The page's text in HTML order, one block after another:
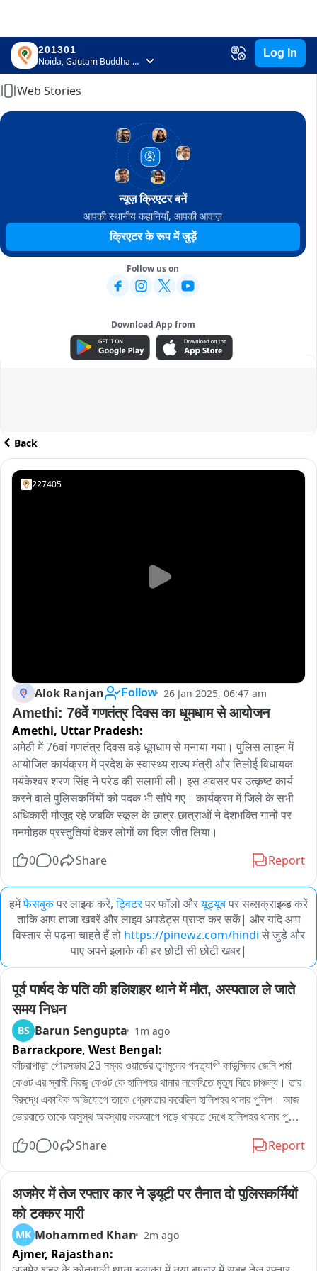
201301
Noida, Gautam Buddha Nagar, Uttar Pradesh
Log In
Home
Web Stories
न्यूज़ क्रिएटर बनें
आपकी स्थानीय कहानियाँ, आपकी आवाज़
क्रिएटर के रूप में जुड़ें
Follow us on
Download App from
ADVERTISEMENT
Back
227405
Alok Ranjan Follow 26 Jan 2025, 06:47 am
Amethi: 76वें गणतंत्र दिवस का धूमधाम से आयोजन
Amethi, Uttar Pradesh:
अमेठी में 76वां गणतंत्र दिवस बड़े धूमधाम से मनाया गया। पुलिस लाइन में
आयोजित कार्यक्रम में प्रदेश के स्वास्थ्य राज्य मंत्री और तिलोई विधायक
मयंकेश्वर शरण सिंह ने परेड की सलामी ली। इस अवसर पर उत्कृष्ट कार्य
करने वाले पुलिसकर्मियों को पदक भी सौंपे गए। कार्यक्रम में जिले के सभी
अधिकारी मौजूद रहे जबकि स्कूल के छात्र-छात्राओं ने देशभक्ति गानों पर
मनमोहक प्रस्तुतियां देकर लोगों का दिल जीत लिया।
0
0 Share Report
हमेंफेसबुकपर लाइक करें, ट्विटरपर फॉलो औरयूट्यूबपर सब्सक्राइब्ड करें
ताकि आप ताजा खबरें और लाइव अपडेट्स प्राप्त कर सकें| और यदि आप
विस्तार से पढ़ना चाहते हैं तो https://pinewz.com/hindi से जुड़े और
पाए अपने इलाके की हर छोटी सी छोटी खबर|
पूर्व पार्षद के पति की हलिशहर थाने में मौत, अस्पताल ले जाते
समय निधन
BS Barun Sengupta 1m ago
Barrackpore, West Bengal:
কাঁচরাপাড়া পৌরসভার 23 নম্বর ওয়ার্ডের তৃণমূলের পদত্যাগী কাউন্সিলর জেনি শর্মা
কেওট এর স্বামী বিরজু কেওট কে হালিশহর থানার লকেৎিতে মৃত্যু ঘিরে চাঞ্চল্য। তার
বিরুদ্ধে একাধিক অভিযোগে তাকে গ্রেফতার করেছিল হালিশহর থানার পুলিশ। আজ
ভোররাতে তাকে অসুস্থ অবস্থায় লকআপে পড়ে থাকতে দেখে হালিশহর থানার পুলিশ
ঘোষণা করে। হৃদরোগে আক্রান্ত ও তার মৃত্যু হয়েছে বলে অনুমান।
0 0 Share Report
अजमेर में तेज रफ्तार कार ने ड्यूटी पर तैनात दो पुलिसकर्मियों
को टक्कर मारी
MK Mohammed Khan 2m ago
Ajmer, Rajasthan: